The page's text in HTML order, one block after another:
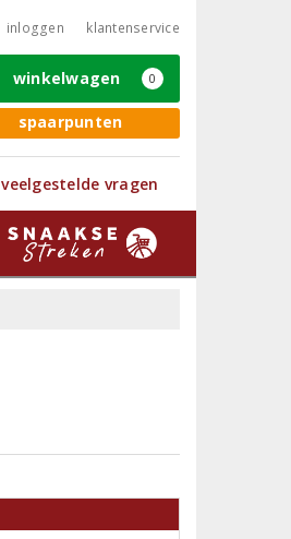
inloggen klantenservice
spaarpunten
winkelwagen 0
veelgestelde vragen